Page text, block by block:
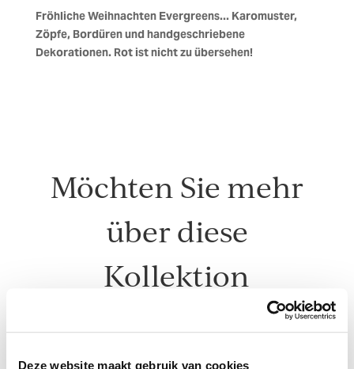
Deze website maakt gebruik van cookies
Fröhliche Weihnachten Evergreens... Karomuster,
Zöpfe, Bordüren und handgeschriebene
Dekorationen. Rot ist nicht zu übersehen!
Möchten Sie mehr
über diese
Kollektion